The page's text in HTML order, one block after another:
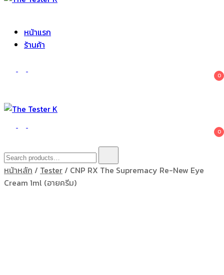
หน้าแรก
ร้านค้า
0
The Tester K
Korean cosmetics 0
Search
for:
หน้าหลัก / Tester / CNP RX The Supremacy Re-New Eye
Cream 1ml (อายครีม)